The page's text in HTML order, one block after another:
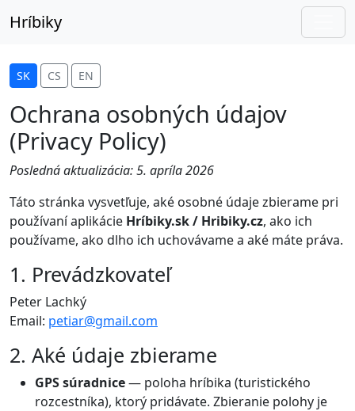
Hríbiky
SK CS EN
Ochrana osobných údajov
(Privacy Policy)
Posledná aktualizácia: 5. apríla 2026
Táto stránka vysvetľuje, aké osobné údaje zbierame pri
používaní aplikácie Hríbiky.sk / Hribiky.cz, ako ich
používame, ako dlho ich uchovávame a aké máte práva.
1. Prevádzkovateľ
Peter Lachký
Email: petiar@gmail.com
2. Aké údaje zbierame
GPS súradnice— poloha hríbika (turistického
rozcestníka), ktorý pridávate. Zbieranie polohy je